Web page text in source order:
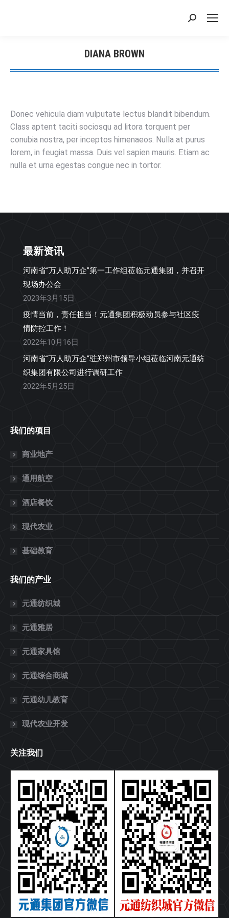
搜
DIANA BROWN
您在这里：
Donec vehicula diam vulputate lectus blandit bibendum.
Class aptent taciti sociosqu ad litora torquent per
conubia nostra, per inceptos himenaeos. Nulla at purus
lorem, in feugiat massa. Duis vel sapien mauris. Etiam ac
nulla et urna egestas congue nec in tortor.
最新资讯
河南省“万人助万企”第一工作组莅临元通集团，并召开
现场办公会
2023年3月15日
疫情当前，责任担当！元通集团积极动员参与社区疫
情防控工作！
2022年10月16日
河南省“万人助万企”驻郑州市领导小组莅临河南元通纺
织集团有限公司进行调研工作
2022年5月25日
我们的项目
商业地产
通用航空
酒店餐饮
现代农业
基础教育
我们的产业
元通纺织城
元通雅居
元通家具馆
元通综合商城
元通幼儿教育
现代农业开发
关注我们